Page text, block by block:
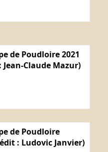
de Poudloire 2021
Jean-Claude Mazur)
de Poudloire
: Ludovic Janvier)